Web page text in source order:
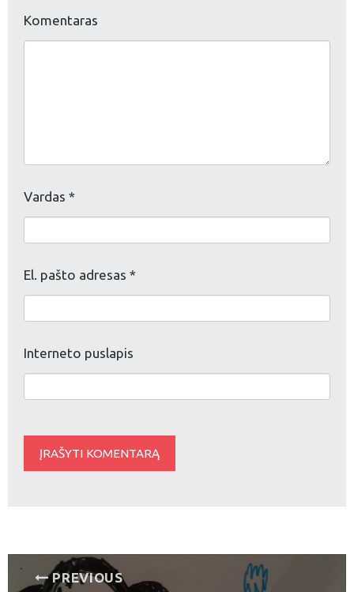
Komentaras
Vardas *
El. pašto adresas *
Interneto puslapis
Navigacija
PREVIOUS